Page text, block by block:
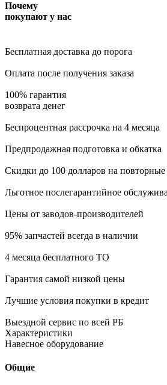
Почему
покупают у нас
Бесплатная доставка до порога
Оплата после получения заказа
100% гарантия
возврата денег
Беспроцентная рассрочка на 4 месяца
Предпродажная подготовка и обкатка
Скидки до 100 долларов на
Льготное послегарантийное
Цены от заводов-производителей
95% запчастей всегда в наличии
4 месяца бесплатного ТО
Гарантия самой низкой цены
Лучшие условия покупки в кредит
Выездной сервис по всей РБ
Характеристики
Навесное оборудование
Общие